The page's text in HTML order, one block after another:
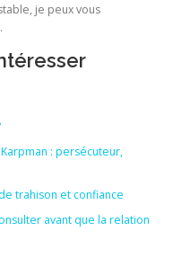
je peux vous
: persécuteur,
trahison et confiance
avant que la relation